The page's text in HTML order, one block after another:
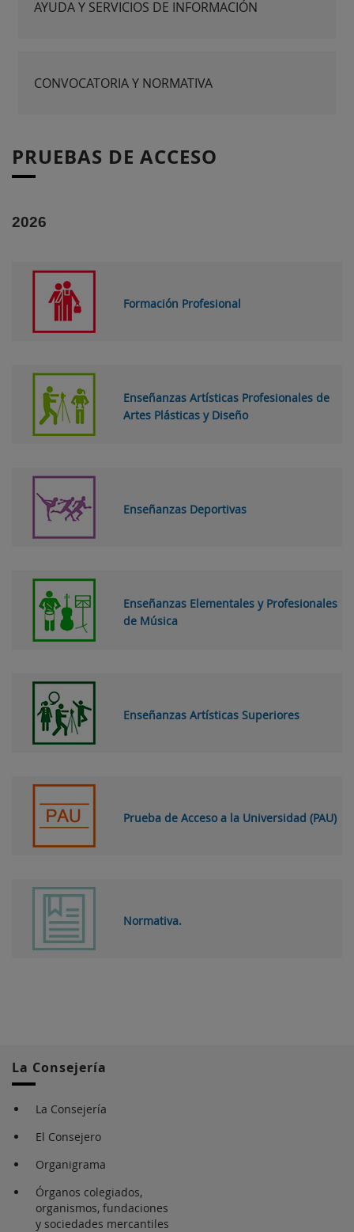
AYUDA Y SERVICIOS DE INFORMACIÓN
CONVOCATORIA Y NORMATIVA
PRUEBAS DE ACCESO
2026
Formación Profesional
Enseñanzas Artísticas Profesionales de
Artes Plásticas y Diseño
Enseñanzas Deportivas
Enseñanzas Elementales y Profesionales
de Música
Enseñanzas Artísticas Superiores
Prueba de Acceso a la Universidad (PAU)
Normativa.
La Consejería
La Consejería
El Consejero
Organigrama
Órganos colegiados,
organismos, fundaciones
y sociedades mercantiles